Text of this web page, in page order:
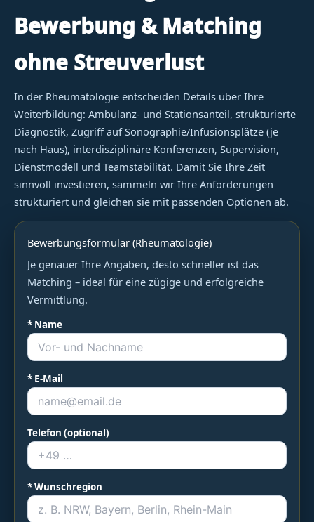
Bewerbung & Matching
ohne Streuverlust
In der Rheumatologie entscheiden Details über Ihre
Weiterbildung: Ambulanz- und Stationsanteil, strukturierte
Diagnostik, Zugriff auf Sonographie/Infusionsplätze (je
nach Haus), interdisziplinäre Konferenzen, Supervision,
Dienstmodell und Teamstabilität. Damit Sie Ihre Zeit
sinnvoll investieren, sammeln wir Ihre Anforderungen
strukturiert und gleichen sie mit passenden Optionen ab.
Bewerbungsformular (Rheumatologie)
Je genauer Ihre Angaben, desto schneller ist das
Matching – ideal für eine zügige und erfolgreiche
Vermittlung.
* Name
* E-Mail
Telefon (optional)
* Wunschregion